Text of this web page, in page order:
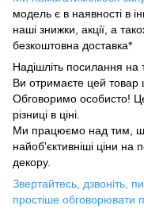
модель є в наявності в
наші знижки, акції, а
безкоштовна доставка*
Надішліть посилання на
Ви отримаєте цей
Обговоримо особисто! Це
різниці в ціні.
Ми працюємо над тим,
найоб'єктивніші ціни
декору.
Звертайтесь, дзвоніть,
простіше обговорювати